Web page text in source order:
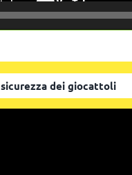
dei giocattoli